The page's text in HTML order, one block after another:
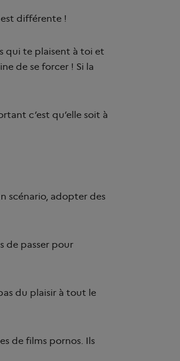
différente !
qui te plaisent à toi et
de se forcer ! Si la
c’est qu’elle soit à
scénario, adopter des
de passer pour
du plaisir à tout le
de films pornos. Ils